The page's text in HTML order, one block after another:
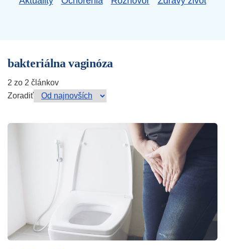
bakteriálna vaginóza
2 zo 2 článkov
Zoradiť